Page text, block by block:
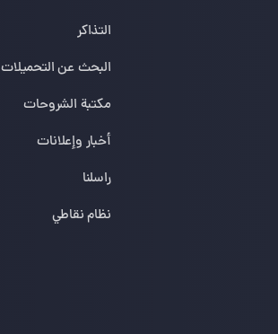
التذاكر
البحث عن التحميلات
مكتبة الشروحات
أخبار وإعلانات
راسلنا
نظام نقاطي